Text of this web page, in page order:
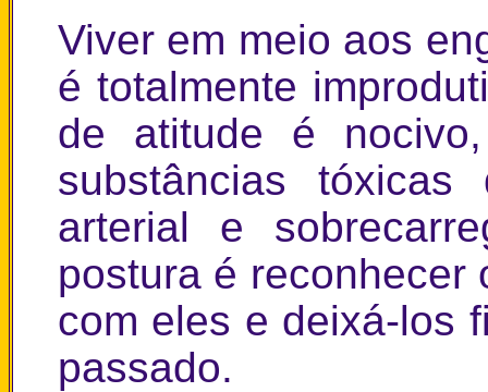
Viver em meio aos
é totalmente
de atitude é
substâncias
arterial e
postura é reconhecer
com eles e deixá-los
passado.